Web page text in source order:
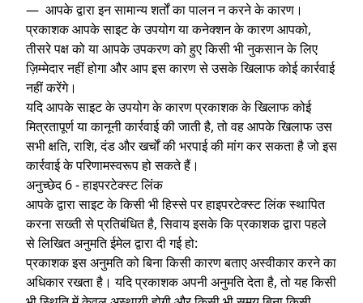
— आपके द्वारा इन सामान्य शर्तों का पालन न करने के कारण।
प्रकाशक आपके साइट के उपयोग या कनेक्शन के कारण आपको,
तीसरे पक्ष को या आपके उपकरण को हुए किसी भी नुकसान के लिए
ज़िम्मेदार नहीं होगा और आप इस कारण से उसके खिलाफ कोई कार्रवाई
नहीं करेंगे।
यदि आपके साइट के उपयोग के कारण प्रकाशक के खिलाफ कोई
मित्रतापूर्ण या कानूनी कार्रवाई की जाती है, तो वह आपके खिलाफ उस
सभी क्षति, राशि, दंड और खर्चों की भरपाई की मांग कर सकता है जो इस
कार्रवाई के परिणामस्वरूप हो सकते हैं।
अनुच्छेद 6 - हाइपरटेक्स्ट लिंक
आपके द्वारा साइट के किसी भी हिस्से पर हाइपरटेक्स्ट लिंक स्थापित
करना सख्ती से प्रतिबंधित है, सिवाय इसके कि प्रकाशक द्वारा पहले
से लिखित अनुमति ईमेल द्वारा दी गई हो:
प्रकाशक इस अनुमति को बिना किसी कारण बताए अस्वीकार करने का
अधिकार रखता है। यदि प्रकाशक अपनी अनुमति देता है, तो यह किसी